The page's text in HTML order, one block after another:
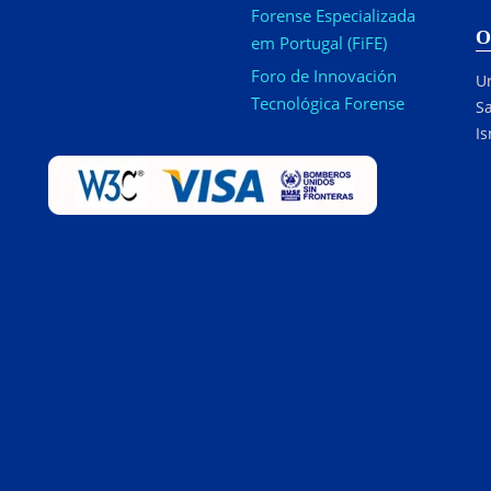
Forense Especializada
em Portugal (FiFE)
Foro de Innovación
Tecnológica Forense